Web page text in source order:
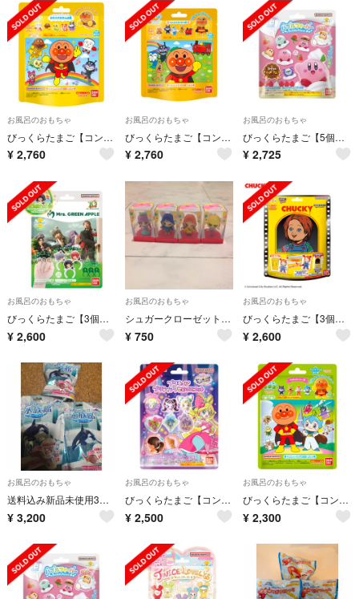
お風呂のおもちゃ
びっくらたまご【コンプセット】アンパンマンおそらでおさんぽ編
¥ 2,760
お風呂のおもちゃ
びっくらたまご【コンプセット】アンパンマンみんなでおでかけ編
¥ 2,760
お風呂のおもちゃ
びっくらたまご【5個】バブルフィーバー カービィのグルメフェス
¥ 2,725
お風呂のおもちゃ
びっくらたまご【3個】Mrs. GREEN APPLE
¥ 2,600
お風呂のおもちゃ
シュガークローゼット☆4体
¥ 750
お風呂のおもちゃ
びっくらたまご【3個】お風呂シアター CHUCKY
¥ 2,600
お風呂のおもちゃ
送料込み新品未使用3点セットびっくらたまごPLUSおふろ水族館海のにんきもの
¥ 3,200
お風呂のおもちゃ
びっくらたまご【コンプセット】キミとアイドルプリキュア♪
¥ 2,500
お風呂のおもちゃ
びっくらたまご【コンプセット】映画それいけ！アンパンマンチャポンのヒーロー！編
¥ 2,300